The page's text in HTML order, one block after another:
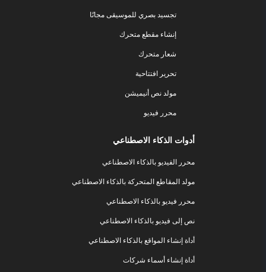
تجسيد بصري للموسيقى مجانًا
إنشاء مقطع متحرك
شعار متحرك
تحرير افتتاحية
مولد نص أنيميشن
محرر فيديو
أدوات الذكاء الاصطناعي
محرر الفيديو بالذكاء الاصطناعي
مولد المقاطع المتحركة بالذكاء الاصطناعي
محرر فيديو بالذكاء الاصطناعي
نص إلى فيديو بالذكاء الاصطناعي
أداة إنشاء المواقع بالذكاء الاصطناعي
أداة إنشاء أسماء شركات